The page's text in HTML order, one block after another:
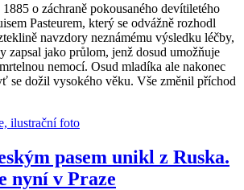
o záchraně pokousaného devítiletého
Pasteurem, který se odvážně rozhodl
navzdory neznámému výsledku léčby,
zapsal jako průlom, jenž dosud umožňuje
nemocí. Osud mladíka ale nakonec
se dožil vysokého věku. Vše změnil příchod
pasem unikl z Ruska.
nyní v Praze